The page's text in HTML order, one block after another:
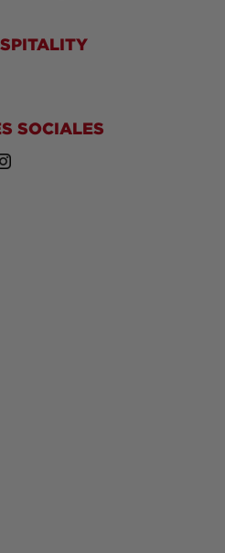
SOCIALES